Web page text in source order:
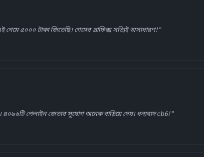
৫০০০ টাকা জিতেছি। গেমের গ্রাফিক্স সত্যিই অসাধারণ!"
পেলাইন জেতার সুযোগ অনেক বাড়িয়ে দেয়। ধন্যবাদ cb6!"